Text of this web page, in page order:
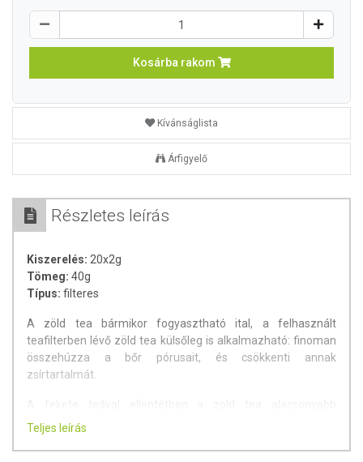
Kosárba rakom
Kívánságlista
Árfigyelő
Részletes leírás
Kiszerelés: 20x2g
Tömeg: 40g
Típus: filteres
A zöld tea bármikor fogyasztható ital, a felhasznált
teafilterben lévő zöld tea külsőleg is alkalmazható: finoman
összehúzza a bőr pórusait, és csökkenti annak
zsírtartalmát.
koffeintartalommal rendelkezik. A zöld tea évszázadok óta
alkalmazott gyógynövény a kínai hagyományos
orvostudományban, számos előnyös tulajdonsággal.
Teljes leírás